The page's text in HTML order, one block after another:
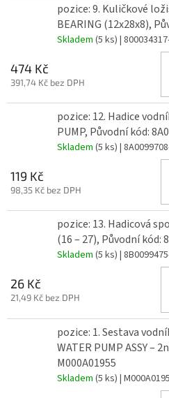
pozice: 9. Kuličkové
BEARING (12x28x8),
Skladem (5 ks) |
474 Kč
391,74 Kč bez DPH
pozice: 12. Hadice
PUMP, Původní kód:
Skladem (5 ks) |
119 Kč
98,35 Kč bez DPH
pozice: 13. Hadicová
(16 – 27), Původní kód:
Skladem (5 ks) |
26 Kč
21,49 Kč bez DPH
pozice: 1. Sestava
WATER PUMP ASSY –
M000A01955
Skladem (5 ks) |